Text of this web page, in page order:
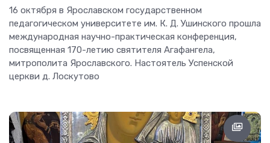
16 октября в Ярославском государственном
педагогическом университете им. К. Д. Ушинского прошла
международная научно-практическая конференция,
посвященная 170-летию святителя Агафангела,
митрополита Ярославского. Настоятель Успенской
церкви д. Лоскутово